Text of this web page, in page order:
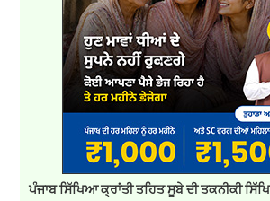
ਪੰਜਾਬ ਸਿੱਖਿਆ ਕ੍ਰਾਂਤੀ ਤਹਿਤ ਸੂਬੇ ਦੀ ਤਕਨੀਕੀ